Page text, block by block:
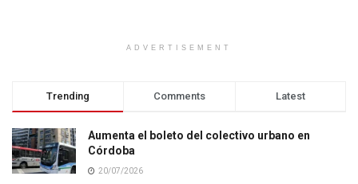
ADVERTISEMENT
Trending Comments Latest
Aumenta el boleto del colectivo urbano en
Córdoba
20/07/2026